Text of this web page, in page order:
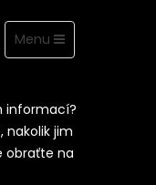
Toggle
navigation
Menu
informací?
nakolik jim
obraťte na
VÁS